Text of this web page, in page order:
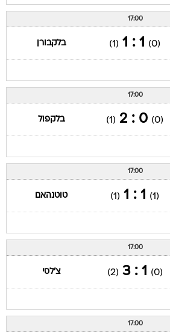
17:00
(0)
1 : 1
(1) בלקבורן
17:00
(0)
0 : 2
(1) בלקפול
17:00
(1)
1 : 1
(1) טוטנהאם
17:00
(0)
1 : 3
(2) צ'לסי
17:00